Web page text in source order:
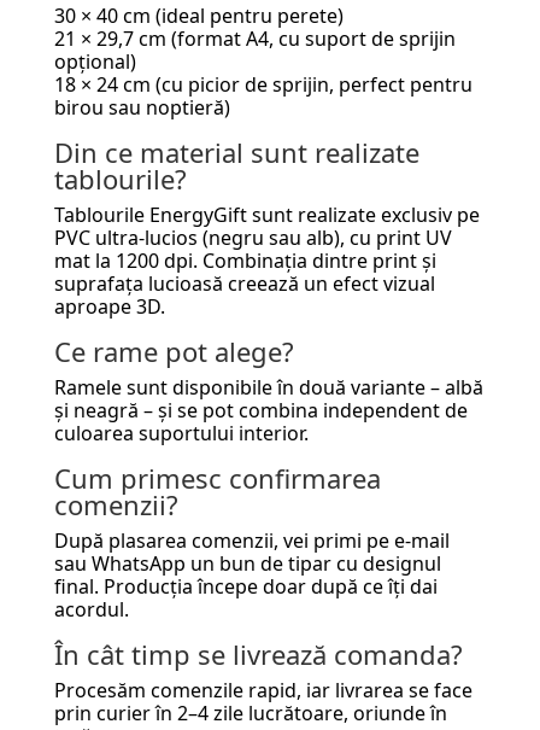
30 × 40 cm (ideal pentru perete)
21 × 29,7 cm (format A4, cu suport de sprijin
opțional)
18 × 24 cm (cu picior de sprijin, perfect pentru
birou sau noptieră)
Din ce material sunt realizate
tablourile?
Tablourile EnergyGift sunt realizate exclusiv pe
PVC ultra-lucios (negru sau alb), cu print UV
mat la 1200 dpi. Combinația dintre print și
suprafața lucioasă creează un efect vizual
aproape 3D.
Ce rame pot alege?
Ramele sunt disponibile în două variante – albă
și neagră – și se pot combina independent de
culoarea suportului interior.
Cum primesc confirmarea
comenzii?
După plasarea comenzii, vei primi pe e-mail
sau WhatsApp un bun de tipar cu designul
final. Producția începe doar după ce îți dai
acordul.
În cât timp se livrează comanda?
Procesăm comenzile rapid, iar livrarea se face
prin curier în 2–4 zile lucrătoare, oriunde în